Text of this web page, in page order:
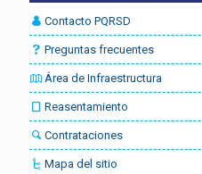
Contacto PQRSD
Preguntas frecuentes
Área de Infraestructura
Reasentamiento
Contrataciones
Mapa del sitio